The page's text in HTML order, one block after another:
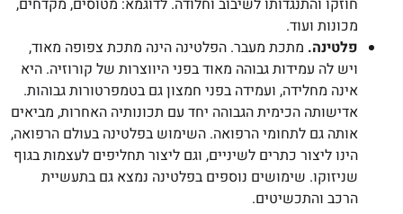
מכונות ועוד.
פלטינה. מתכת מעבר. הפלטינה הינה מתכת צפופה מאוד,
ויש לה עמידות גבוהה מאוד בפני היווצרות של קורוזיה. היא
אינה מחלידה, ועמידה בפני חמצון גם בטמפרטורות גבוהות.
אדישותה הכימית הגבוהה יחד עם תכונותיה האחרות, מביאים
אותה גם לתחומי הרפואה. השימוש בפלטינה בעולם הרפואה,
הינו ליצור כתרים לשיניים, וגם ליצור תחליפים לעצמות בגוף
שניזוקו. שימושים נוספים בפלטינה נמצא גם בתעשיית
הרכב והתכשיטים.